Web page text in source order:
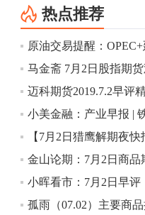
14:23
跌幅达6%，报689.5元/
低位。
14:20
方正有色研究团队：
段性机会。自年初以来
立涨势，白银将开启补
金，金银比有望高位回
13:55
热点推荐
马金斋 7月2日股指期
迈科期货2019.7.2早评
金山论期：7月2日商品
小晖看市：7月2日早评
孤雨（07.02）主要商